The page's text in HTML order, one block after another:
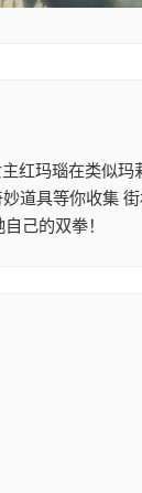
玛瑙在类似
具等你收集
己的双拳！